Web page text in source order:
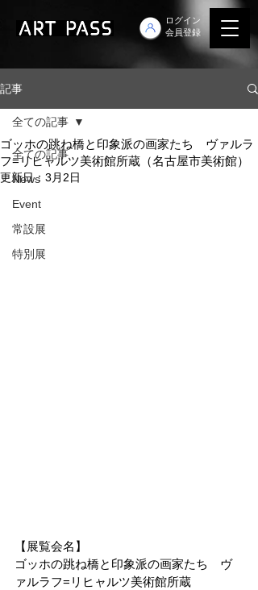
ログイン
会員登録
記事
全ての記事
News
Event
常設展
特別展
全ての記事
ゴッホの跳ね橋と印象派の画家たち ヴァルラ
フ=リヒャルツ美術館所蔵（名古屋市美術館）
更新日： 3月2日
【展覧会名】
ゴッホの跳ね橋と印象派の画家たち　ヴ
ァルラフ=リヒャルツ美術館所蔵